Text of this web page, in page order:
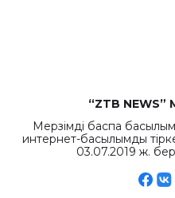
“ZTB NEWS”
Мерзімді баспа
интернет-басылымды
03.07.2019 ж.